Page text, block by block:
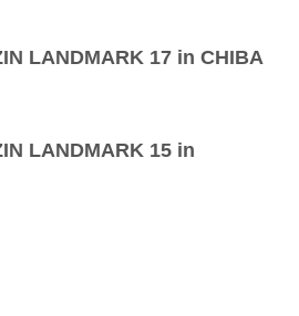
LANDMARK 17 in CHIBA
LANDMARK 15 in